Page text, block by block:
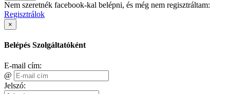
Nem szeretnék facebook-kal belépni, és még nem regisztráltam:
Regisztrálok
×
Belépés Szolgáltatóként
E-mail cím:
@
Jelszó: